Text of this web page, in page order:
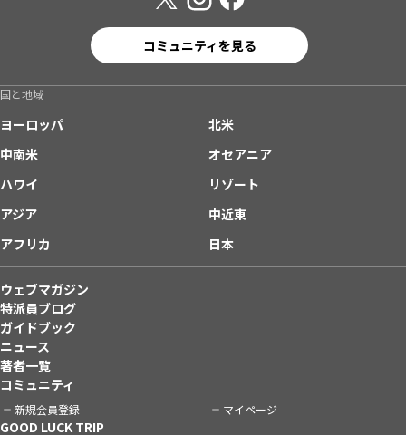
コミュニティを見る
国と地域
ヨーロッパ
北米
中南米
オセアニア
ハワイ
リゾート
アジア
中近東
アフリカ
日本
ウェブマガジン
特派員ブログ
ガイドブック
ニュース
著者一覧
コミュニティ
新規会員登録 マイページ
GOOD LUCK TRIP